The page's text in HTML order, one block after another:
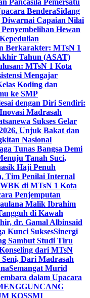
Pancasila Pemersatu
BenderaSidang
Diwarnai Capaian Nilai
Hewan
Berkarakter: MTsN 1
Tahun (ASAT)
MTsN 1 Kota
Mengajar
Koding dan
ke SMP
dengan Diri Sendiri:
Madrasah
Sukses Gelar
Unjuk Bakat dan
Nasional
Tunas Bangsa Demi
Tanah Suci,
Haji Penuh
Tim Penilai Internal
di MTsN 1 Kota
Penjemputan
Malik Ibrahim
di Kawah
dr. Gamal Albinsaid
Kunci SuksesSinergi
Sambut Studi Tiru
dari MTsN
Dari Madrasah
Semangat Murid
dalam Upacara
KOSSMI